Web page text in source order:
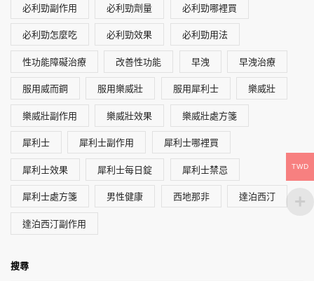
必利勁副作用 必利勁劑量 必利勁哪裡買
必利勁怎麼吃 必利勁效果 必利勁用法
性功能障礙治療 改善性功能 早洩 早洩治療
服用威而鋼 服用樂威壯 服用犀利士 樂威壯
樂威壯副作用 樂威壯效果 樂威壯處方箋
犀利士 犀利士副作用 犀利士哪裡買
犀利士效果 犀利士每日錠 犀利士禁忌
犀利士處方箋 男性健康 西地那非 達泊西汀
達泊西汀副作用
搜尋
TWD